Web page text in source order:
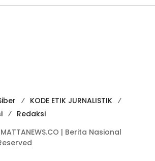
KODE ETIK JURNALISTIK
Redaksi
| Berita Nasional